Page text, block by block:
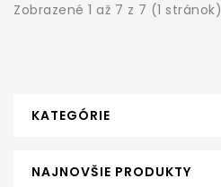
Zobrazené 1 až 7 z 7 (1 stránok)
KATEGÓRIE
NAJNOVŠIE PRODUKTY